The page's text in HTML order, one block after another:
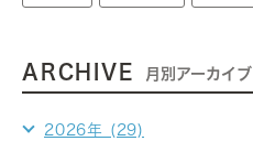
ARCHIVE 月別アーカイブ
2026年 (29)